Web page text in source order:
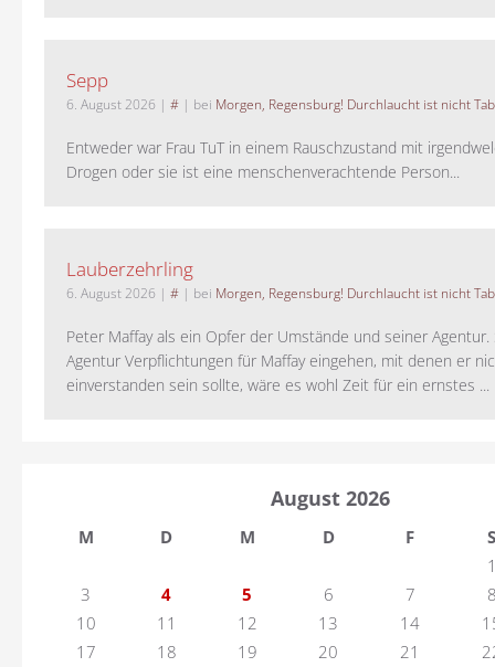
Sepp
6. August 2026 | # | bei Morgen, Regensburg! Durchlaucht ist nicht
Entweder war Frau TuT in einem Rauschzustand mit
Drogen oder sie ist eine menschenverachtende Person...
Lauberzehrling
6. August 2026 | # | bei Morgen, Regensburg! Durchlaucht ist nicht
Peter Maffay als ein Opfer der Umstände und seiner Agentur.
Agentur Verpflichtungen für Maffay eingehen, mit denen er
einverstanden sein sollte, wäre es wohl Zeit für ein ernstes ...
August 2026
M D M D F
S
3
4 5 6 7
10
11 12 13 14
17
18 19 20 21